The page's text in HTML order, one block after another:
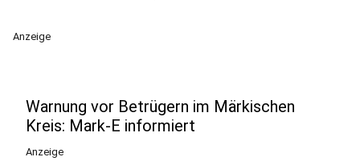
Anzeige
Warnung vor Betrügern im Märkischen
Kreis: Mark-E informiert
Anzeige